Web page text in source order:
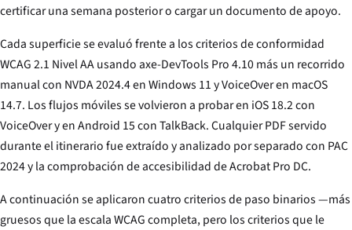
certificar una semana posterior o cargar un documento de apoyo.
Cada superficie se evaluó frente a los criterios de conformidad
WCAG 2.1 Nivel AA usando axe-DevTools Pro 4.10 más un recorrido
manual con NVDA 2024.4 en Windows 11 y VoiceOver en macOS
14.7. Los flujos móviles se volvieron a probar en iOS 18.2 con
VoiceOver y en Android 15 con TalkBack. Cualquier PDF servido
durante el itinerario fue extraído y analizado por separado con PAC
2024 y la comprobación de accesibilidad de Acrobat Pro DC.
A continuación se aplicaron cuatro criterios de paso binarios —más
gruesos que la escala WCAG completa, pero los criterios que le